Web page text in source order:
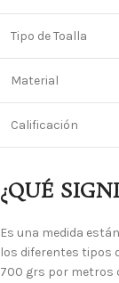
Tipo de Toalla
Material
Calificación
¿QUÉ
Es una medida
los diferentes tipos
700 grs por metros